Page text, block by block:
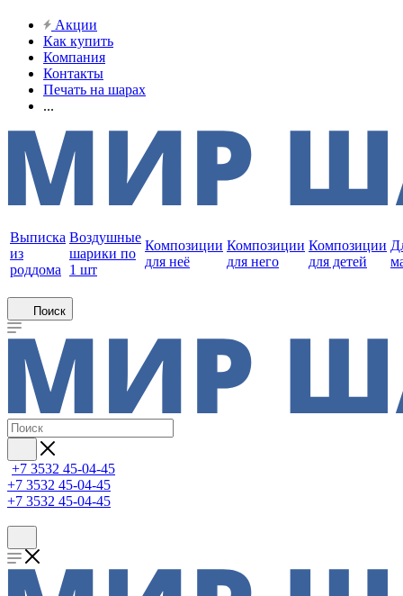
Акции
Как купить
Компания
Контакты
Печать на шарах
...
Выписка
из
роддома
Воздушные
шарики по
1 шт
Композиции
для неё
Композиции
для него
Композиции
для детей
Поиск
+7 3532 45-04-45
+7 3532 45-04-45
+7 3532 45-04-45